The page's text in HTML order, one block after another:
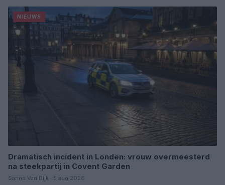
NIEUWS
Dramatisch incident in Londen: vrouw overmeesterd
na steekpartij in Covent Garden
Sanne Van Dijk · 5 aug 2026